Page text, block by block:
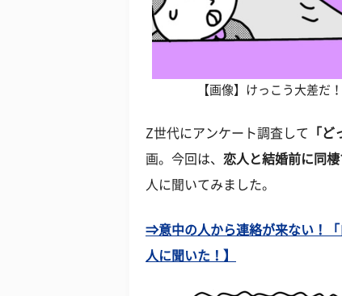
【画像】けっこう大差だ
Z世代にアンケート調査して 「ど
画。今回は、 恋人と結婚前に同
人に聞いてみました。
⇒意中の人から連絡が来ない！
人に聞いた！】